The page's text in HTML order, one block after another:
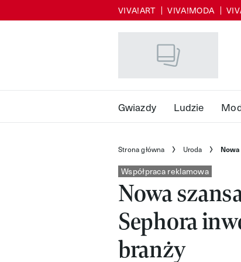
VIVA!ART VIVA!MODA
Gwiazdy Ludzie
Strona główna Uroda
Współpraca reklamowa
Nowa
Sephora
branży